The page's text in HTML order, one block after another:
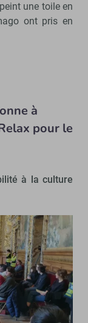
une toile en
ont pris en
à
pour le
à la culture